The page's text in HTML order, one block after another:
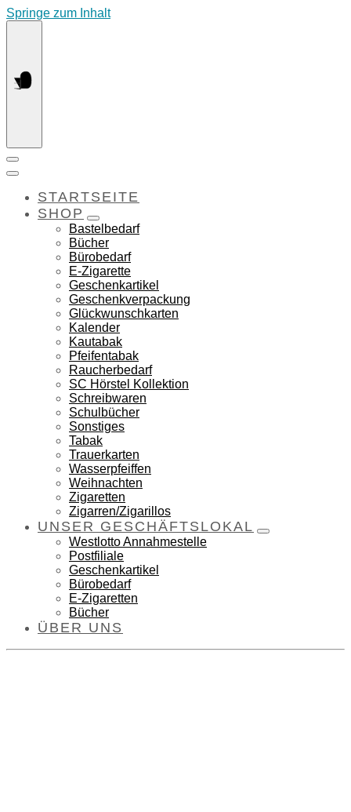
Springe zum Inhalt
STARTSEITE
SHOP
Bastelbedarf
Bücher
Bürobedarf
E-Zigarette
Geschenkartikel
Geschenkverpackung
Glückwunschkarten
Kalender
Kautabak
Pfeifentabak
Raucherbedarf
SC Hörstel Kollektion
Schreibwaren
Schulbücher
Sonstiges
Tabak
Trauerkarten
Wasserpfeiffen
Weihnachten
Zigaretten
Zigarren/Zigarillos
UNSER GESCHÄFTSLOKAL
Westlotto Annahmestelle
Postfiliale
Geschenkartikel
Bürobedarf
E-Zigaretten
Bücher
ÜBER UNS